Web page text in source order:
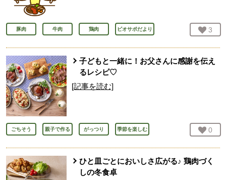
豚肉 牛肉 鶏肉 ビオサポだより お気
3
子どもと一緒に！お父さんに感謝を伝え
るレシピ♡
[記事を読む]
ごちそう 親子で作る がっつり 季節を楽しむ お気
0
ひと皿ごとにおいしさ広がる♪ 鶏肉づく
しの冬食卓